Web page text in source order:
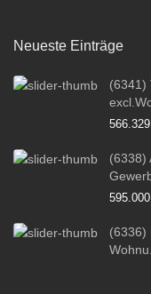
Neueste Einträge
(6341)
(6338)
(6336)